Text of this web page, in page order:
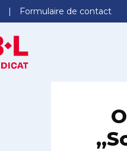
Formulaire de contact